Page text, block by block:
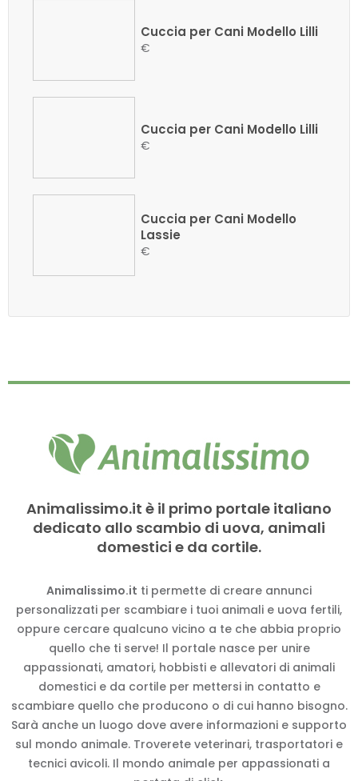
Cuccia per Cani Modello Lilli
€
Cuccia per Cani Modello Lilli
€
Cuccia per Cani Modello
Lassie
€
Animalissimo.it è il primo portale italiano
dedicato allo scambio di uova, animali
domestici e da cortile.
Animalissimo.it ti permette di creare annunci
personalizzati per scambiare i tuoi animali e uova fertili,
oppure cercare qualcuno vicino a te che abbia proprio
quello che ti serve! Il portale nasce per unire
appassionati, amatori, hobbisti e allevatori di animali
domestici e da cortile per mettersi in contatto e
scambiare quello che producono o di cui hanno bisogno.
Sarà anche un luogo dove avere informazioni e supporto
sul mondo animale. Troverete veterinari, trasportatori e
tecnici avicoli. Il mondo animale per appassionati a